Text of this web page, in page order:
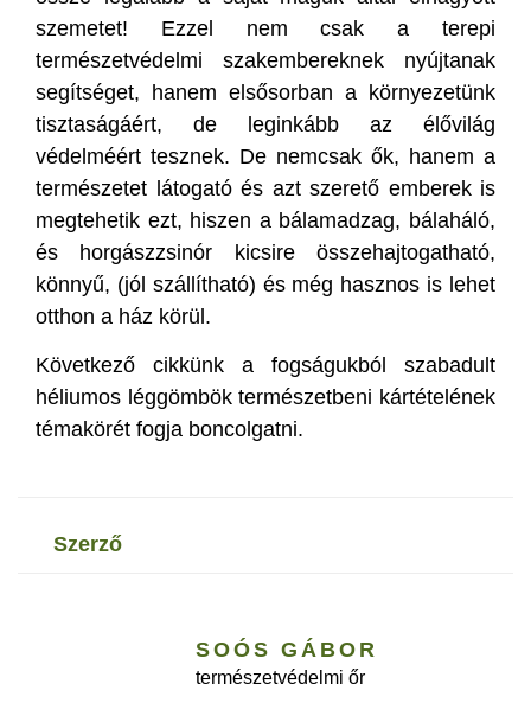
szemetet! Ezzel nem csak a terepi
természetvédelmi szakembereknek nyújtanak
segítséget, hanem elsősorban a környezetünk
tisztaságáért, de leginkább az élővilág
védelméért tesznek. De nemcsak ők, hanem a
természetet látogató és azt szerető emberek is
megtehetik ezt, hiszen a bálamadzag, bálaháló,
és horgászzsinór kicsire összehajtogatható,
könnyű, (jól szállítható) és még hasznos is lehet
otthon a ház körül.
Következő cikkünk a fogságukból szabadult
héliumos léggömbök természetbeni kártételének
témakörét fogja boncolgatni.
szerző
SOÓS GÁBOR
természetvédelmi őr